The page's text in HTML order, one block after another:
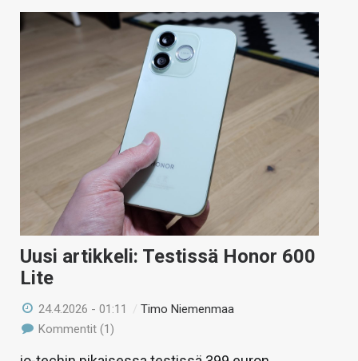
Uusi artikkeli: Testissä Honor 600
Lite
24.4.2026 - 01:11 /Timo Niemenmaa
Kommentit (1)